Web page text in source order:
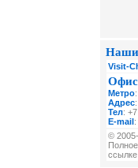
Наши
Visit-
Офис
Метро
Адрес
Тел:
E-mail:
©